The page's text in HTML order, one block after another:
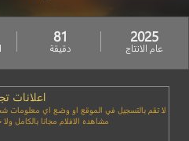
2025
عام الانتاج
81
دقيقة
اعلانات
لا تقم بالتسجيل في الموقع او وضع اي معلومات
مشاهده الافلام مجانا بالكامل